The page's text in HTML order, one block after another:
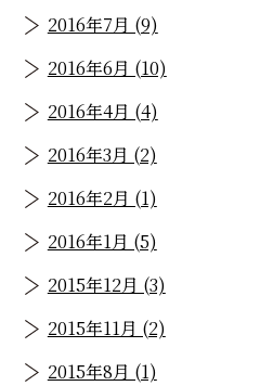
2016年7月 (9)
2016年6月 (10)
2016年4月 (4)
2016年3月 (2)
2016年2月 (1)
2016年1月 (5)
2015年12月 (3)
2015年11月 (2)
2015年8月 (1)